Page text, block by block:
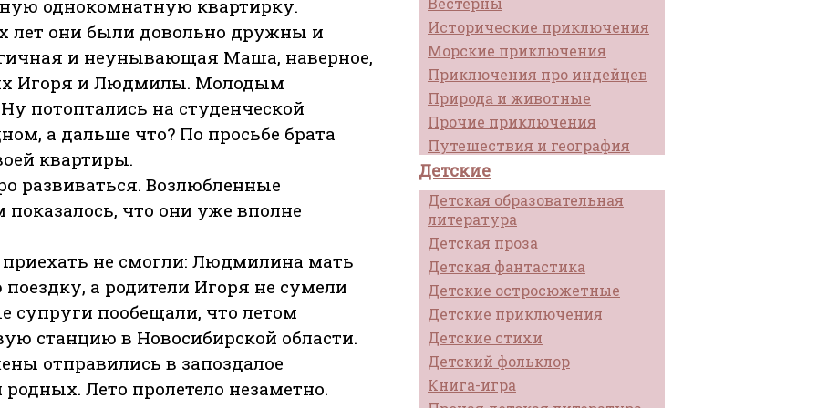
Исторические приключения
Морские приключения
Приключения про индейцев
Природа и животные
Прочие приключения
Путешествия и география
Детские
Детская образовательная
литература
Детская проза
Детская фантастика
Детские остросюжетные
Детские приключения
Детские стихи
Детский фольклор
Книга-игра
однокомнатную квартирку.
лет они были довольно дружны и
и неунывающая Маша, наверное,
Игоря и Людмилы. Молодым
потоптались на студенческой
а дальше что? По просьбе брата
квартиры.
развиваться. Возлюбленные
что они уже вполне
не смогли: Людмилина мать
а родители Игоря не сумели
супруги пообещали, что летом
станцию в Новосибирской области.
отправились в запоздалое
Лето пролетело незаметно.